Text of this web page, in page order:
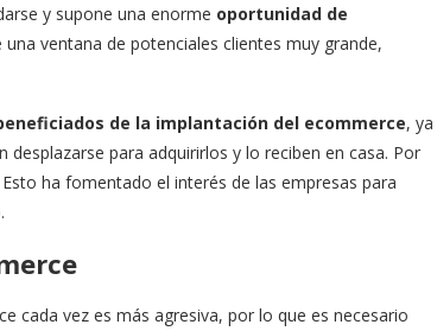
y supone una enorme oportunidad de
ventana de potenciales clientes muy grande,
de la implantación del ecommerce, ya
para adquirirlos y lo reciben en casa. Por
ha fomentado el interés de las empresas para
cada vez es más agresiva, por lo que es necesario